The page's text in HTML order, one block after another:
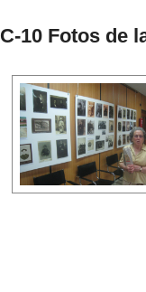
C-10 Fotos de